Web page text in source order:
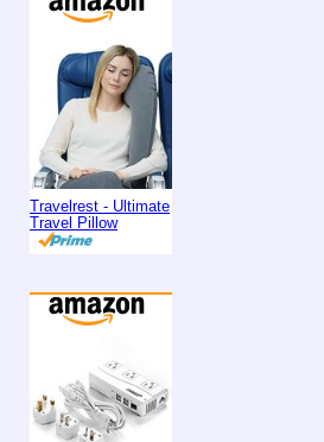
Travelrest - Ultimate
Travel Pillow